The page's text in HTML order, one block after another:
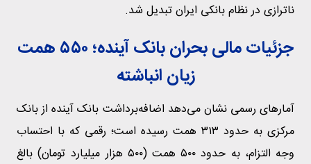
ناترازی در نظام بانکی ایران تبدیل شد.
جزئیات مالی بحران بانک آینده؛ ۵۵۰ همت
زیان انباشته
آمارهای رسمی نشان می‌دهد اضافه‌برداشت بانک آینده از بانک
مرکزی به حدود ۳۱۳ همت رسیده است؛ رقمی که با احتساب
وجه التزام، به حدود ۵۰۰ همت (۵۰۰ هزار میلیارد تومان) بالغ